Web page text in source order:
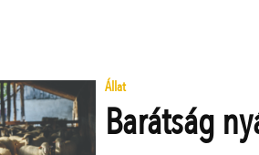
Állat
Barátság